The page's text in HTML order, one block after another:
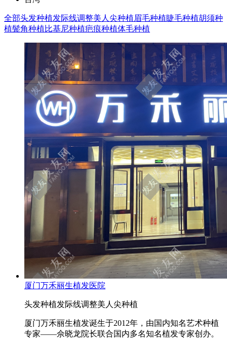
全部头发种植发际线调整美人尖种植眉毛种植睫毛种植胡须种
植鬓角种植比基尼种植疤痕种植体毛种植
厦门万禾丽生植发医院
头发种植发际线调整美人尖种植
厦门万禾丽生植发诞生于2012年，由国内知名艺术种植
专家——佘晓龙院长联合国内多名知名植发专家创办。